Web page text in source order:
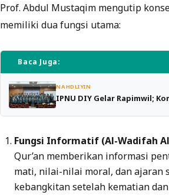
Prof. Abdul Mustaqim mengutip
memiliki dua fungsi utama:
Baca Juga:
NAHDLIYIN
IPNU DIY Gelar Rapimwil;
Fungsi Informatif (Al-Wadifah
Qur’an memberikan informasi
mati, nilai-nilai moral, dan ajaran
kebangkitan setelah kematian